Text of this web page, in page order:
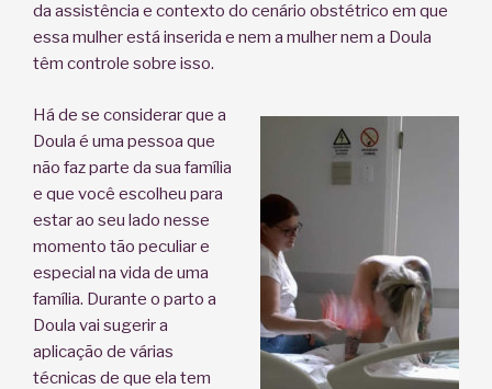
da assistência e contexto do cenário obstétrico em que
essa mulher está inserida e nem a mulher nem a Doula
têm controle sobre isso.
Há de se considerar que a
Doula é uma pessoa que
não faz parte da sua família
e que você escolheu para
estar ao seu lado nesse
momento tão peculiar e
especial na vida de uma
família. Durante o parto a
Doula vai sugerir a
aplicação de várias
técnicas de que ela tem